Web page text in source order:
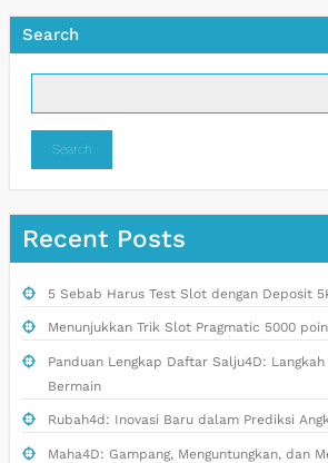
Search
Search
Recent Posts
5 Sebab Harus Test Slot dengan Deposit
Menunjukkan Trik Slot Pragmatic 5000 poin
Panduan Lengkap Daftar Salju4D:
Bermain
Rubah4d: Inovasi Baru dalam Prediksi
Maha4D: Gampang, Menguntungkan, dan